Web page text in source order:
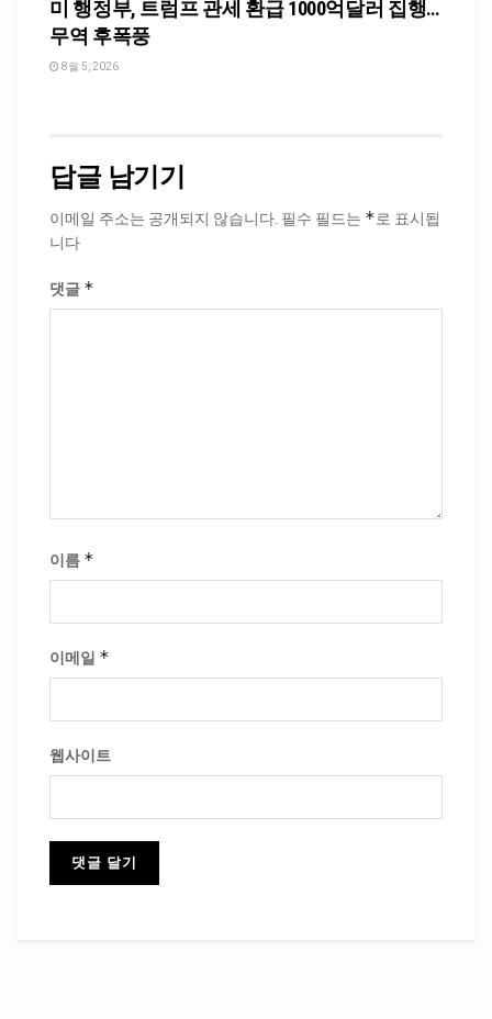
미 행정부, 트럼프 관세 환급 1000억달러 집행…
무역 후폭풍
8월 5, 2026
답글 남기기
이메일 주소는 공개되지 않습니다. 필수 필드는 *로 표시됩
니다
댓글 *
이름 *
이메일 *
웹사이트